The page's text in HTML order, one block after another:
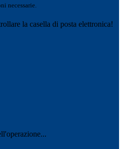
necessarie.
la casella di posta elettronica!